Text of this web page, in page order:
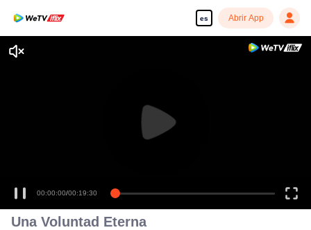
es Abrir App
00:00:00/00:19:30
Una Voluntad Eterna